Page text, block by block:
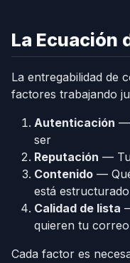
La Ecuación
La entregabilidad de
factores trabajando
Autenticación —
ser
Reputación —
Contenido —
está estructurado
Calidad de lista
quieren tu correo
Cada factor es